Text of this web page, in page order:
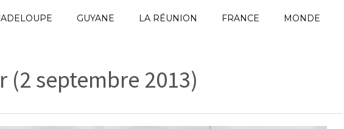
GUYANE LA RÉUNION FRANCE MONDE
(2 septembre 2013)